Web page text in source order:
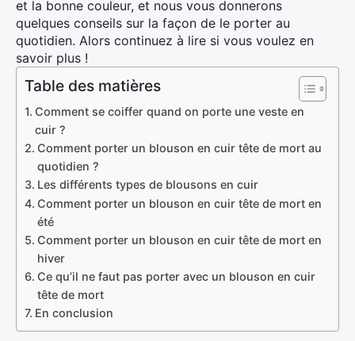
et la bonne couleur, et nous vous donnerons
quelques conseils sur la façon de le porter au
quotidien. Alors continuez à lire si vous voulez en
savoir plus !
Table des matières
Comment se coiffer quand on porte une veste en
cuir ?
Comment porter un blouson en cuir tête de mort au
quotidien ?
Les différents types de blousons en cuir
Comment porter un blouson en cuir tête de mort en
été
Comment porter un blouson en cuir tête de mort en
hiver
Ce qu’il ne faut pas porter avec un blouson en cuir
tête de mort
En conclusion